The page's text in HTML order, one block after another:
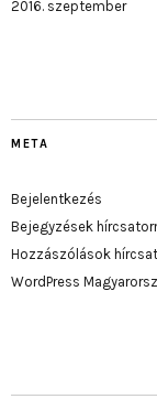
2016. szeptember
META
Bejelentkezés
Bejegyzések
Hozzászólások
WordPress